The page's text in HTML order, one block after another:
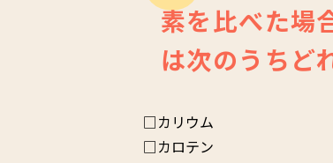
素を比べた場
は次のうちど
□カリウム
□カロテン